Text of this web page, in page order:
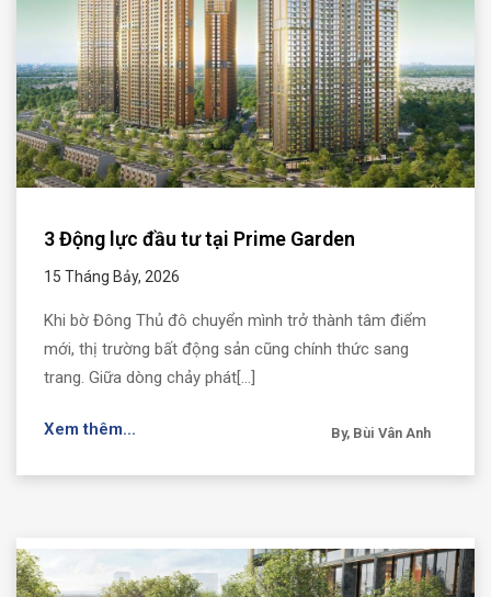
3 Động lực đầu tư tại Prime Garden
15 Tháng Bảy, 2026
Khi bờ Đông Thủ đô chuyển mình trở thành tâm điểm
mới, thị trường bất động sản cũng chính thức sang
trang. Giữa dòng chảy phát[...]
Xem thêm... By, Bùi Vân Anh